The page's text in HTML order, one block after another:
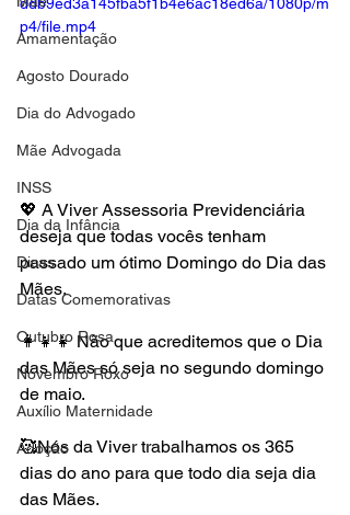
Amamentação
Agosto Dourado
Dia do Advogado
Mãe Advogada
INSS
Dia da Infância
Dicas
Datas Comemorativas
Outubro Rosa
Novembro Roxo
Auxílio Maternidade
Adoção
p4/file.mp4
💖 A Viver Assessoria Previdenciária
deseja que todas vocês tenham
passado um ótimo Domingo do Dia das
Mães.
👩‍👧‍👧 Não que acreditemos que o Dia
das Mães só seja no segundo domingo
de maio.
🥰Nós da Viver trabalhamos os 365
dias do ano para que todo dia seja dia
das Mães.